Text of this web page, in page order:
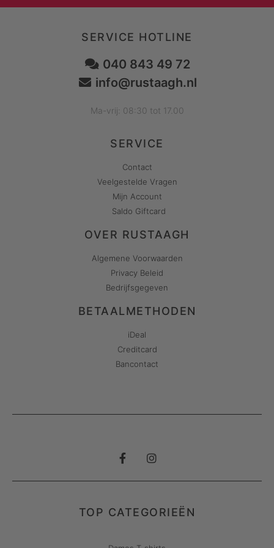
SERVICE HOTLINE
040 843 49 72
info@rustaagh.nl
Ma-vrij: 08:30 tot 17.00
SERVICE
Contact
Veelgestelde Vragen
Mijn Account
Saldo Giftcard
OVER RUSTAAGH
Algemene Voorwaarden
Privacy Beleid
Bedrijfsgegeven
BETAALMETHODEN
iDeal
Creditcard
Bancontact
TOP CATEGORIEËN